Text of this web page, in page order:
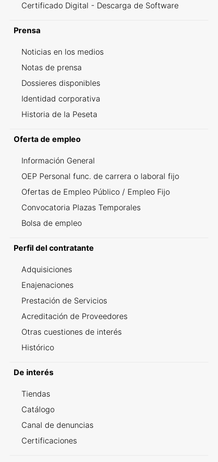
Certificado Digital - Descarga de Software
Prensa
Noticias en los medios
Notas de prensa
Dossieres disponibles
Identidad corporativa
Historia de la Peseta
Oferta de empleo
Información General
OEP Personal func. de carrera o laboral fijo
Ofertas de Empleo Público / Empleo Fijo
Convocatoria Plazas Temporales
Bolsa de empleo
Perfil del contratante
Adquisiciones
Enajenaciones
Prestación de Servicios
Acreditación de Proveedores
Otras cuestiones de interés
Histórico
De interés
Tiendas
Catálogo
Canal de denuncias
Certificaciones